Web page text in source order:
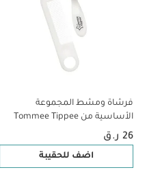
فرشاة ومشط المجموعة
الأساسية من Tommee Tippee
26 ر.ق
اضف للحقيبة